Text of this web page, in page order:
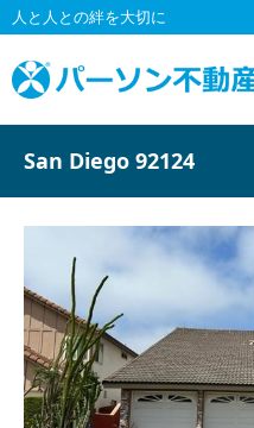
コ
ン
テ
ン
ツ
人と人との絆を大切に
San Diego 92124